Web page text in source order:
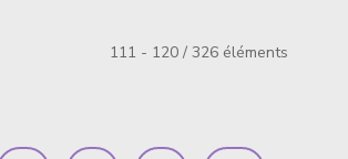
111 - 120 / 326 éléments